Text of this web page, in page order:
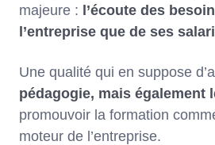
majeure : l’écoute des
l’entreprise que de ses
Une qualité qui en suppose
pédagogie, mais également
promouvoir la formation
moteur de l’entreprise.